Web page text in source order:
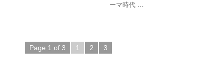
ーマ時代 …
Page 1 of 3 1 2 3